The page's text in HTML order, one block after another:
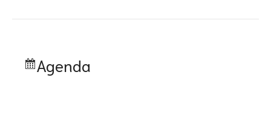
Agenda